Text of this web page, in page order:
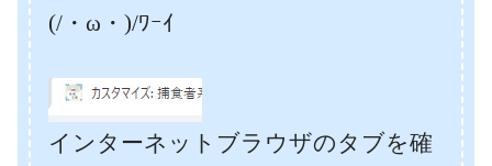
(/・ω・)/ﾜｰｲ
インターネットブラウザのタブを確